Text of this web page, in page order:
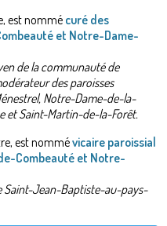
est nommécuré des
et Notre-Dame-
de la communauté de
des paroisses
Notre-Dame-de-la-
et Saint-Martin-de-la-Forêt.
est nommévicaire paroissial
Combeauté et Notre-
Saint-Jean-Baptiste-au-pays-